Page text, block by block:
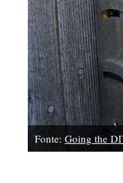
Fonte: Going the